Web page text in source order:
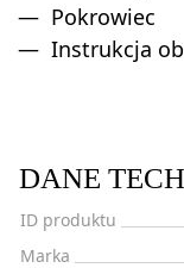
Pokrowiec
Instrukcja
DANE
ID produktu
Marka